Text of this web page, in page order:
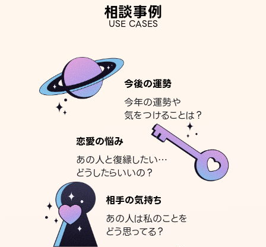
相談事例
USE CASES
今後の運勢
今年の運勢や
気をつけることは？
恋愛の悩み
あの人と復縁したい…
どうしたらいいの？
相手の気持ち
あの人は私のことを
どう思ってる？